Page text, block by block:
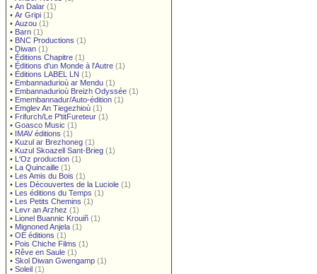
• An Dalar (1)
• Ar Gripi (1)
• Auzou (1)
• Barn (1)
• BNC Productions (1)
• Diwan (1)
• Éditions Chapitre (1)
• Éditions d'un Monde à l'Autre (1)
• Éditions LABEL LN (1)
• Embannadurioù ar Mendu (1)
• Embannadurioù Breizh Odyssée (1)
• Emembannadur/Auto-édition (1)
• Emglev An Tiegezhioù (1)
• Frifurch/Le P'titFureteur (1)
• Goasco Music (1)
• IMAV éditions (1)
• Kuzul ar Brezhoneg (1)
• Kuzul Skoazell Sant-Brieg (1)
• L'Oz production (1)
• La Quincaille (1)
• Les Amis du Bois (1)
• Les Découvertes de la Luciole (1)
• Les éditions du Temps (1)
• Les Petits Chemins (1)
• Levr an Arzhez (1)
• Lionel Buannic Krouiñ (1)
• Mignoned Anjela (1)
• OE éditions (1)
• Pois Chiche Films (1)
• Rêve en Saule (1)
• Skol Diwan Gwengamp (1)
• Soleil (1)